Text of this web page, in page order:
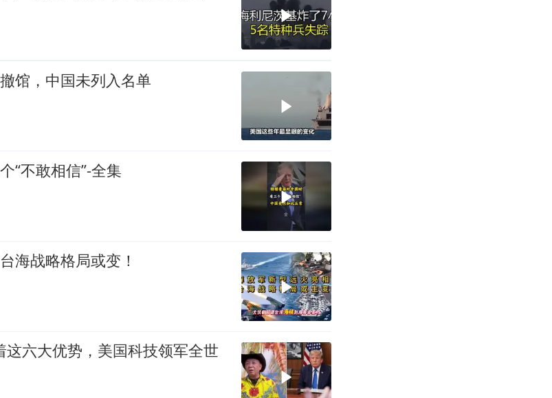
馆，中国未列入名单
“不敢相信”-全集
海战略格局或变！
这六大优势，美国科技领军全世